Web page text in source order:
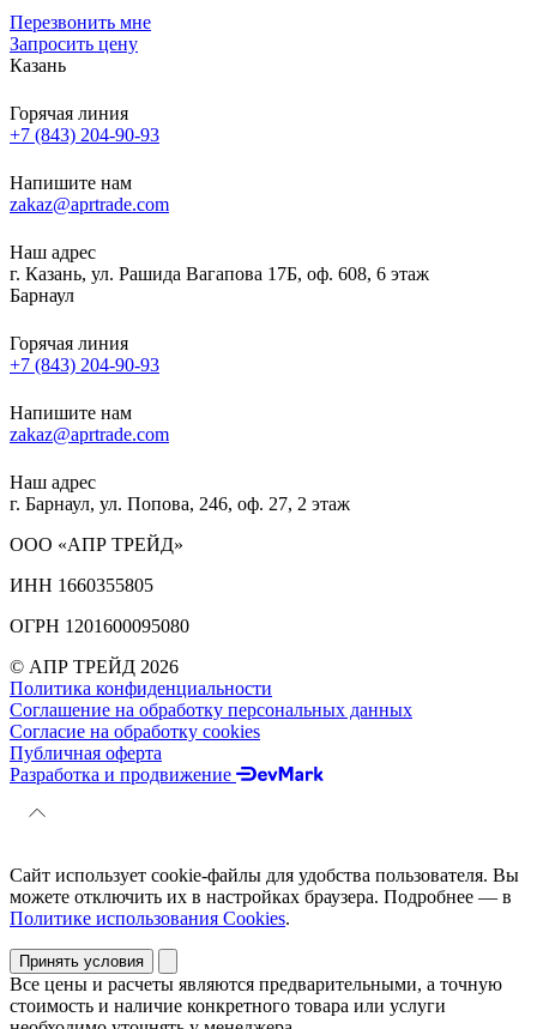
Перезвонить мне
Запросить цену
Казань
Горячая линия
+7 (843) 204-90-93
Напишите нам
zakaz@aprtrade.com
Наш адрес
г. Казань, ул. Рашида Вагапова 17Б, оф. 608, 6 этаж
Барнаул
Горячая линия
+7 (843) 204-90-93
Напишите нам
zakaz@aprtrade.com
Наш адрес
г. Барнаул, ул. Попова, 246, оф. 27, 2 этаж
ООО «АПР ТРЕЙД»
ИНН 1660355805
ОГРН 1201600095080
© АПР ТРЕЙД 2026
Политика конфиденциальности
Соглашение на обработку персональных данных
Согласие на обработку cookies
Публичная оферта
Разработка и продвижение
Сайт использует cookie-файлы для удобства пользователя. Вы
можете отключить их в настройках браузера. Подробнее — в
Политике использования Cookies.
Принять условия
Все цены и расчеты являются предварительными, а точную
стоимость и наличие конкретного товара или услуги